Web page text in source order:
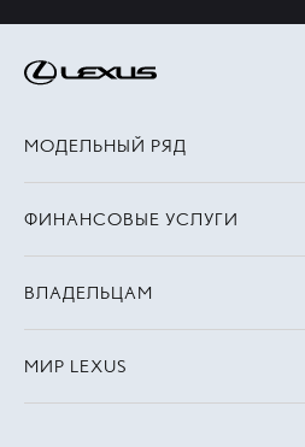
МОДЕЛЬНЫЙ РЯД
ФИНАНСОВЫЕ УСЛУГИ
ВЛАДЕЛЬЦАМ
МИР LEXUS